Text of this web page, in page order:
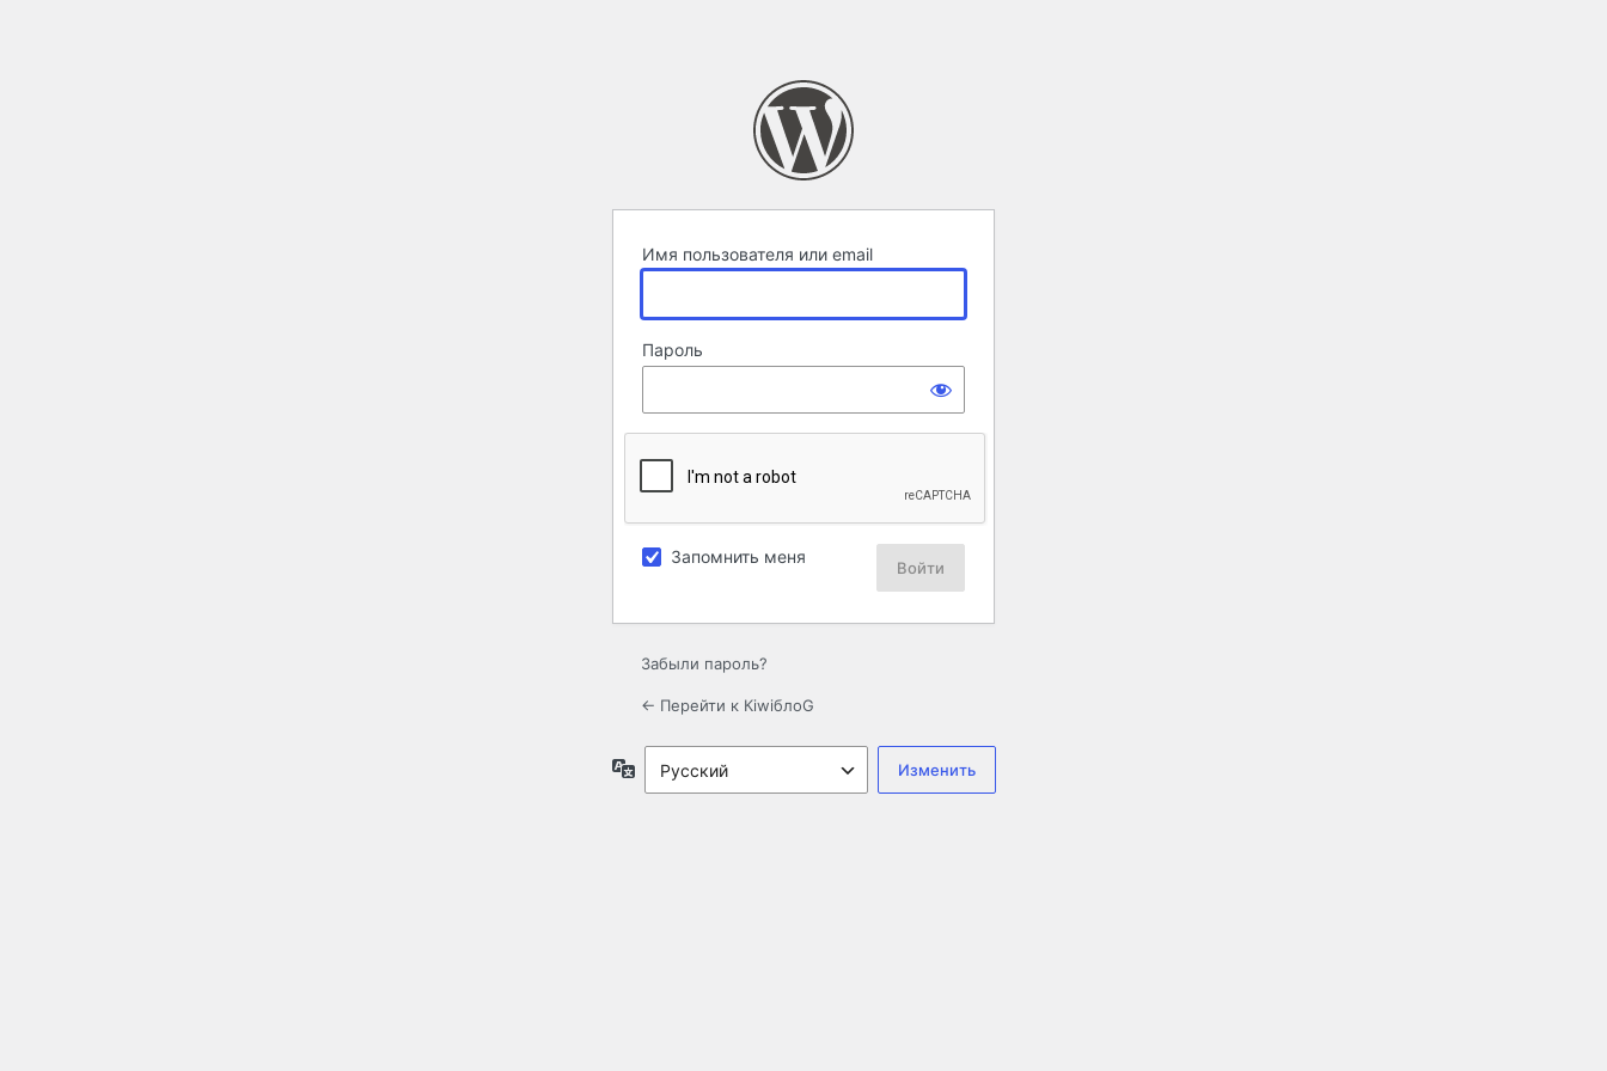
Имя пользователя или email
Пароль
Запомнить меня
Забыли пароль?
← Перейти к КiwiблоG
Язык